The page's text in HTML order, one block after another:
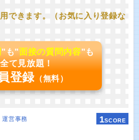
できます。（お気に入り登録な
"も"面接の質問内容"も
全て見放題！
登録 （無料）
営事務
1SCORE